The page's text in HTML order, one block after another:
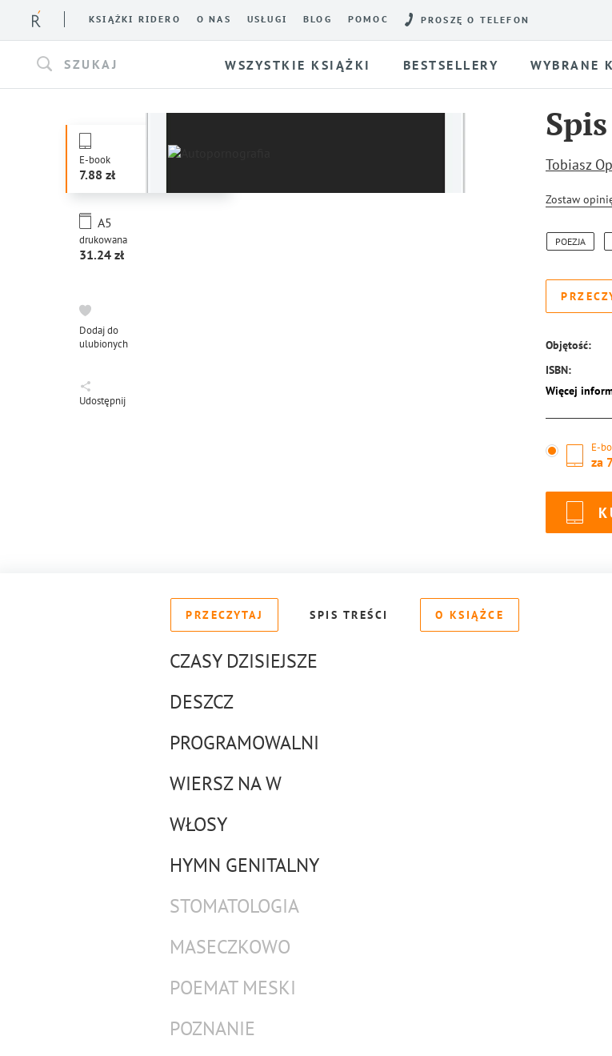
KSIĄŻKI RIDERO O NAS USŁUGI BLOG POMOC PROSZĘ O TELEFON
SZUKAJ WSZYSTKIE KSIĄŻKI BESTSELLERY WYBRANE
E-book
7.88
drukowana
A5
31.24
Dodaj do
ulubionych
Udostępnij
Tobiasz
Zostaw
POEZJA
Objętość:
ISBN:
Więcej
E-
za
PRZECZYTAJ SPIS TREŚCI O KSIĄŻCE
CZASY DZISIEJSZE
DESZCZ
PROGRAMOWALNI
WIERSZ NA W
WŁOSY
HYMN GENITALNY
STOMATOLOGIA
MASECZKOWO
POEMAT MESKI
POZNANIE